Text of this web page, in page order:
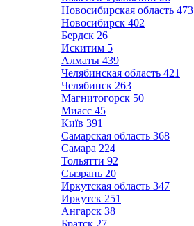
Новосибирская область 473
Новосибирск 402
Бердск 26
Искитим 5
Алматы 439
Челябинская область 421
Челябинск 263
Магнитогорск 50
Миасс 45
Київ 391
Самарская область 368
Самара 224
Тольятти 92
Сызрань 20
Иркутская область 347
Иркутск 251
Ангарск 38
Братск 27